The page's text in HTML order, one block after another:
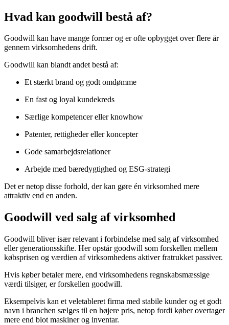
Hvad kan goodwill bestå af?
Goodwill kan have mange former og er ofte opbygget over flere år
gennem virksomhedens drift.
Goodwill kan blandt andet bestå af:
Et stærkt brand og godt omdømme
En fast og loyal kundekreds
Særlige kompetencer eller knowhow
Patenter, rettigheder eller koncepter
Gode samarbejdsrelationer
Arbejde med bæredygtighed og ESG-strategi
Det er netop disse forhold, der kan gøre én virksomhed mere
attraktiv end en anden.
Goodwill ved salg af virksomhed
Goodwill bliver især relevant i forbindelse med salg af virksomhed
eller generationsskifte. Her opstår goodwill som forskellen mellem
købsprisen og værdien af virksomhedens aktiver fratrukket passiver.
Hvis køber betaler mere, end virksomhedens regnskabsmæssige
værdi tilsiger, er forskellen goodwill.
Eksempelvis kan et veletableret firma med stabile kunder og et godt
navn i branchen sælges til en højere pris, netop fordi køber overtager
mere end blot maskiner og inventar.